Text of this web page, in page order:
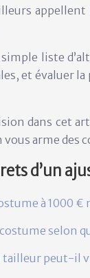
appellent
liste
et évaluer
dans cet
arme des
d’un
à 1000
selon
tailleur peut-il